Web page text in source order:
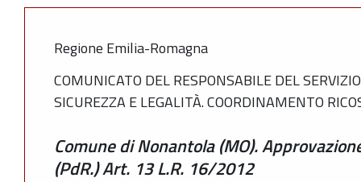
Regione Emilia-Romagna
COMUNICATO DEL RESPONSABILE DEL
SICUREZZA E LEGALITÀ. COORDINAMENTO
Comune di Nonantola (MO).
(PdR.) Art. 13 L.R. 16/2012